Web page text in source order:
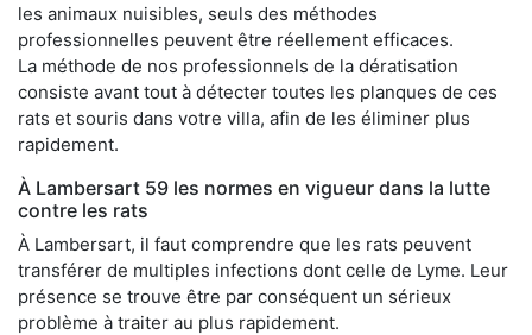
les animaux nuisibles, seuls des méthodes
professionnelles peuvent être réellement efficaces.
La méthode de nos professionnels de la dératisation
consiste avant tout à détecter toutes les planques de ces
rats et souris dans votre villa, afin de les éliminer plus
rapidement.
À Lambersart 59 les normes en vigueur dans la lutte
contre les rats
À Lambersart, il faut comprendre que les rats peuvent
transférer de multiples infections dont celle de Lyme. Leur
présence se trouve être par conséquent un sérieux
problème à traiter au plus rapidement.